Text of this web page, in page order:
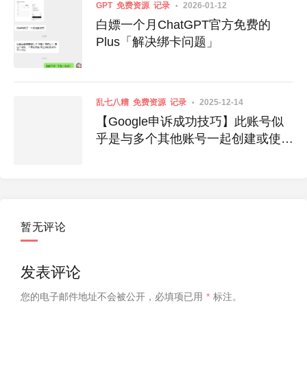
GPT 免费资源 记录 2026-01-12
白嫖一个月ChatGPT官方免费的
Plus「解决绑卡问题」
乱七八糟 免费资源 记录 2025-12-14
【Google申诉成功技巧】此账号似
乎是与多个其他账号一起创建或使用
暂无评论
发表评论
您的电子邮件地址不会被公开， 必填项已用 * 标注。